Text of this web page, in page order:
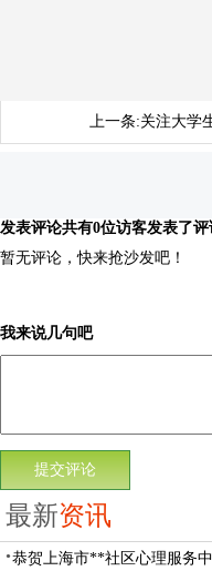
上一条:关注大学
发表评论共有0位访客发表了评
暂无评论，快来抢沙发吧！
我来说几句吧
最新资讯